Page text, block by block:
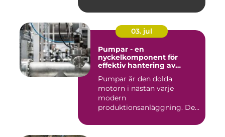
03. jul
Pumpar - en
nyckelkomponent för
effektiv hantering av
Pumpar är den dolda
motorn i nästan varje
modern
produktionsanläggning. De